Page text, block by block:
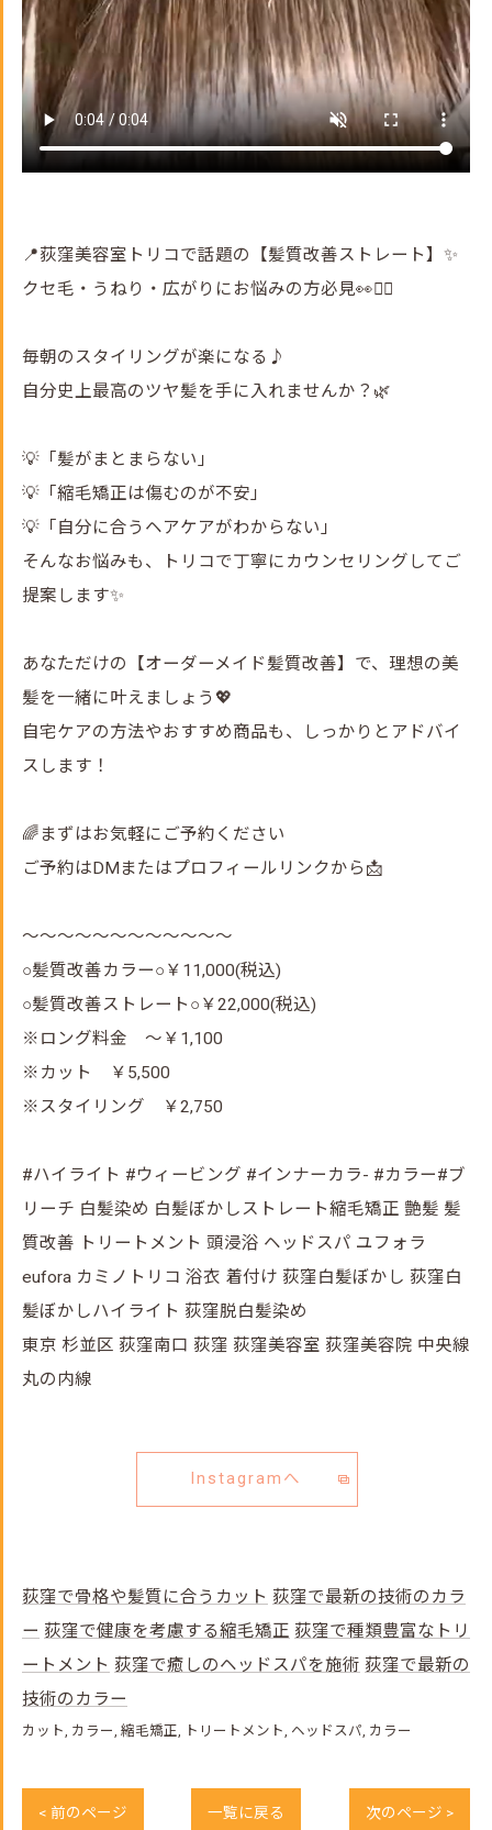
📍荻窪美容室トリコで話題の【髪質改善ストレート】✨
クセ毛・うねり・広がりにお悩みの方必見👀💇‍♀️
毎朝のスタイリングが楽になる♪
自分史上最高のツヤ髪を手に入れませんか？🌿
💡「髪がまとまらない」
💡「縮毛矯正は傷むのが不安」
💡「自分に合うヘアケアがわからない」
そんなお悩みも、トリコで丁寧にカウンセリングしてご
提案します✨
あなただけの【オーダーメイド髪質改善】で、理想の美
髪を一緒に叶えましょう💖
自宅ケアの方法やおすすめ商品も、しっかりとアドバイ
スします！
🌈まずはお気軽にご予約ください
ご予約はDMまたはプロフィールリンクから📩
～～～～～～～～～～～～
○髪質改善カラー○￥11,000(税込)
○髪質改善ストレート○￥22,000(税込)
※ロング料金 ～￥1,100
※カット ￥5,500
※スタイリング ￥2,750
#ハイライト #ウィービング #インナーカラ- #カラー#ブ
リーチ 白髪染め 白髪ぼかしストレート縮毛矯正 艶髪 髪
質改善 トリートメント 頭浸浴 ヘッドスパ ユフォラ
eufora カミノトリコ 浴衣 着付け 荻窪白髪ぼかし 荻窪白
髪ぼかしハイライト 荻窪脱白髪染め
東京 杉並区 荻窪南口 荻窪 荻窪美容室 荻窪美容院 中央線
丸の内線
Instagramへ
荻窪で骨格や髪質に合うカット 荻窪で最新の技術のカラ
ー 荻窪で健康を考慮する縮毛矯正 荻窪で種類豊富なトリ
ートメント 荻窪で癒しのヘッドスパを施術 荻窪で最新の
技術のカラー
カット カラー 縮毛矯正 トリートメント ヘッドスパ カラー
< 前のページ 一覧に戻る 次のページ >